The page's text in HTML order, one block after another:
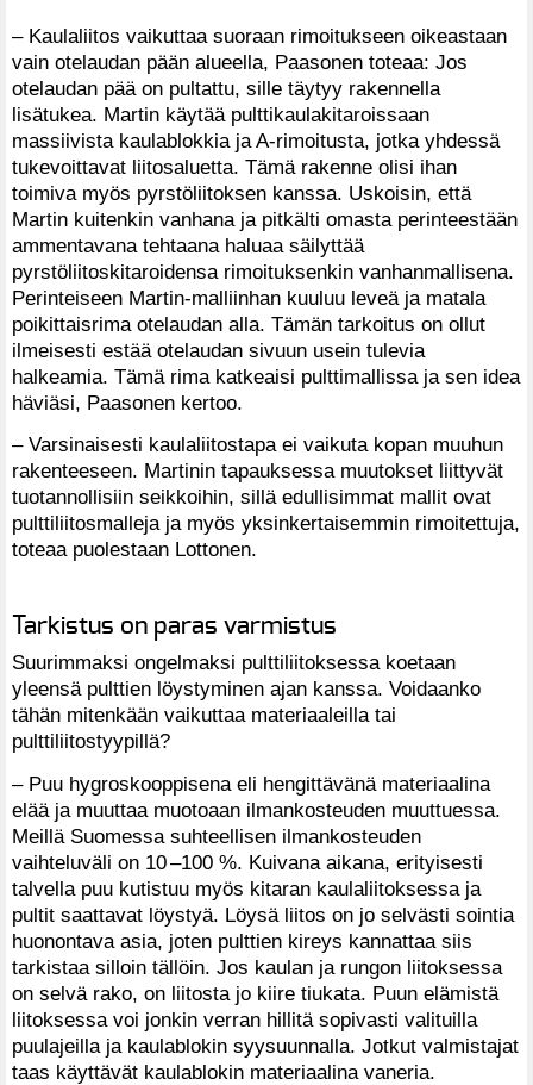
– Kaulaliitos vaikuttaa suoraan rimoitukseen oikeastaan
vain otelaudan pään alueella, Paasonen toteaa: Jos
otelaudan pää on pultattu, sille täytyy rakennella
lisätukea. Martin käytää pulttikaulakitaroissaan
massiivista kaulablokkia ja A-rimoitusta, jotka yhdessä
tukevoittavat liitosaluetta. Tämä rakenne olisi ihan
toimiva myös pyrstöliitoksen kanssa. Uskoisin, että
Martin kuitenkin vanhana ja pitkälti omasta perinteestään
ammentavana tehtaana haluaa säilyttää
pyrstöliitoskitaroidensa rimoituksenkin vanhanmallisena.
Perinteiseen Martin-malliinhan kuuluu leveä ja matala
poikittaisrima otelaudan alla. Tämän tarkoitus on ollut
ilmeisesti estää otelaudan sivuun usein tulevia
halkeamia. Tämä rima katkeaisi pulttimallissa ja sen idea
häviäsi, Paasonen kertoo.
– Varsinaisesti kaulaliitostapa ei vaikuta kopan muuhun
rakenteeseen. Martinin tapauksessa muutokset liittyvät
tuotannollisiin seikkoihin, sillä edullisimmat mallit ovat
pulttiliitosmalleja ja myös yksinkertaisemmin rimoitettuja,
toteaa puolestaan Lottonen.
Tarkistus on paras varmistus
Suurimmaksi ongelmaksi pulttiliitoksessa koetaan
yleensä pulttien löystyminen ajan kanssa. Voidaanko
tähän mitenkään vaikuttaa materiaaleilla tai
pulttiliitostyypillä?
– Puu hygroskooppisena eli hengittävänä materiaalina
elää ja muuttaa muotoaan ilmankosteuden muuttuessa.
Meillä Suomessa suhteellisen ilmankosteuden
vaihteluväli on 10 –100 %. Kuivana aikana, erityisesti
talvella puu kutistuu myös kitaran kaulaliitoksessa ja
pultit saattavat löystyä. Löysä liitos on jo selvästi sointia
huonontava asia, joten pulttien kireys kannattaa siis
tarkistaa silloin tällöin. Jos kaulan ja rungon liitoksessa
on selvä rako, on liitosta jo kiire tiukata. Puun elämistä
liitoksessa voi jonkin verran hillitä sopivasti valituilla
puulajeilla ja kaulablokin syysuunnalla. Jotkut valmistajat
taas käyttävät kaulablokin materiaalina vaneria.